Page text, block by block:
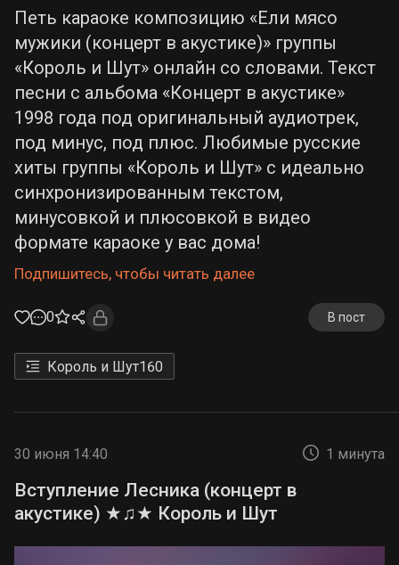
Петь караоке композицию «Ели мясо
мужики (концерт в акустике)» группы
«Король и Шут» онлайн со словами. Текст
песни с альбома «Концерт в акустике»
1998 года под оригинальный аудиотрек,
под минус, под плюс. Любимые русские
хиты группы «Король и Шут» с идеально
синхронизированным текстом,
минусовкой и плюсовкой в видео
формате караоке у вас дома!
Подпишитесь, чтобы читать далее
0 В пост
Король и Шут160
30 июня 14:40 1 минута
Вступление Лесника (концерт в
акустике) ★♫★ Король и Шут